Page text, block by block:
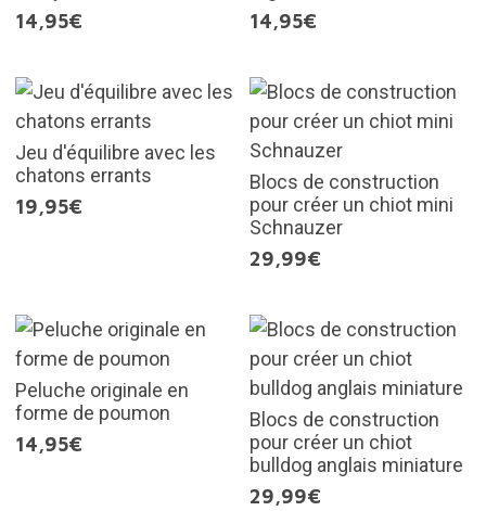
14,95€
14,95€
Jeu d'équilibre avec les
chatons errants
19,95€
Blocs de construction
pour créer un chiot mini
Schnauzer
29,99€
Peluche originale en
forme de poumon
14,95€
Blocs de construction
pour créer un chiot
bulldog anglais miniature
29,99€